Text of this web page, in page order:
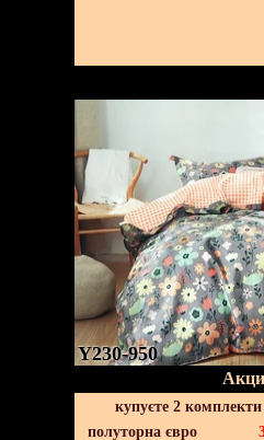
Y230-950
купуєте 2
полуторна євро